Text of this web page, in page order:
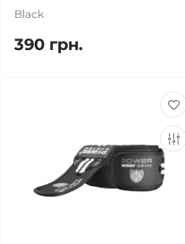
Black
390 грн.